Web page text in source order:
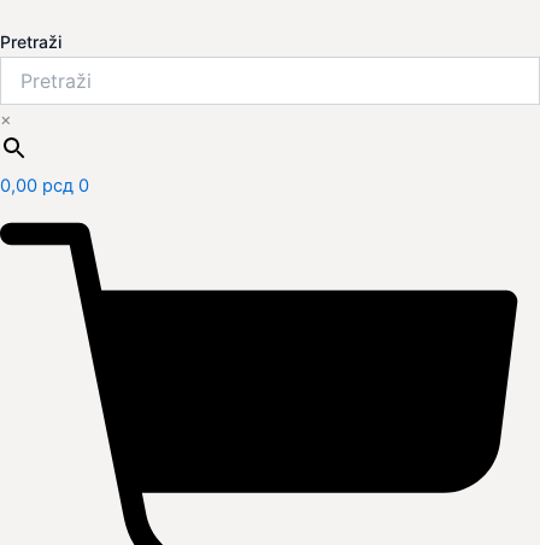
Pretraži
×
0,00 рсд 0